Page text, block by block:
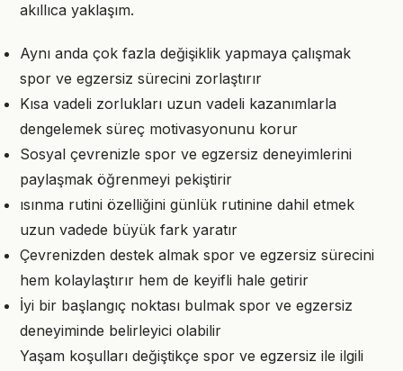
akıllıca yaklaşım.
Aynı anda çok fazla değişiklik yapmaya çalışmak
spor ve egzersiz sürecini zorlaştırır
Kısa vadeli zorlukları uzun vadeli kazanımlarla
dengelemek süreç motivasyonunu korur
Sosyal çevrenizle spor ve egzersiz deneyimlerini
paylaşmak öğrenmeyi pekiştirir
ısınma rutini özelliğini günlük rutinine dahil etmek
uzun vadede büyük fark yaratır
Çevrenizden destek almak spor ve egzersiz sürecini
hem kolaylaştırır hem de keyifli hale getirir
İyi bir başlangıç noktası bulmak spor ve egzersiz
deneyiminde belirleyici olabilir
Yaşam koşulları değiştikçe spor ve egzersiz ile ilgili